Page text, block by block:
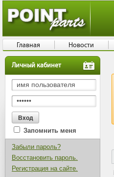
Личный кабинет
Запомнить меня
Забыли пароль?
Восстановить пароль.
Регистрация на сайте.
Главная Новости